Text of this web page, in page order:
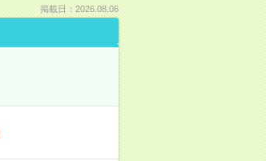
掲載日：2026.08.06